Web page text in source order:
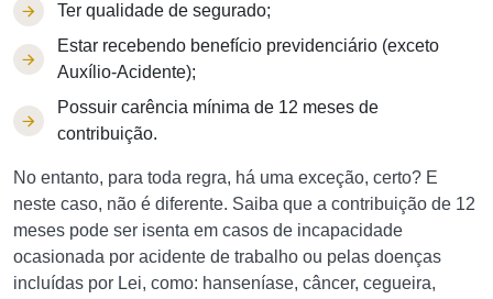
Ter qualidade de segurado;
Estar recebendo benefício previdenciário (exceto
Auxílio-Acidente);
Possuir carência mínima de 12 meses de
contribuição.
No entanto, para toda regra, há uma exceção, certo? E
neste caso, não é diferente. Saiba que a contribuição de 12
meses pode ser isenta em casos de incapacidade
ocasionada por acidente de trabalho ou pelas doenças
incluídas por Lei, como: hanseníase, câncer, cegueira,